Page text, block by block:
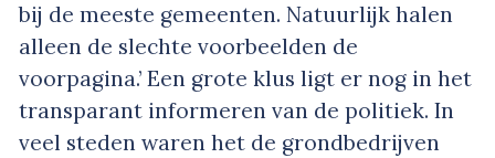
bij de meeste gemeenten. Natuurlijk halen
alleen de slechte voorbeelden de
voorpagina.’ Een grote klus ligt er nog in het
transparant informeren van de politiek. In
veel steden waren het de grondbedrijven